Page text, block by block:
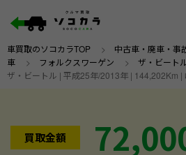
車買取のソコカラTOP > 中古車・廃車・事
車 > フォルクスワーゲン > ザ・ビート
ザ・ビートル | 平成25年/2013年 | 144,202Km |
買取金額